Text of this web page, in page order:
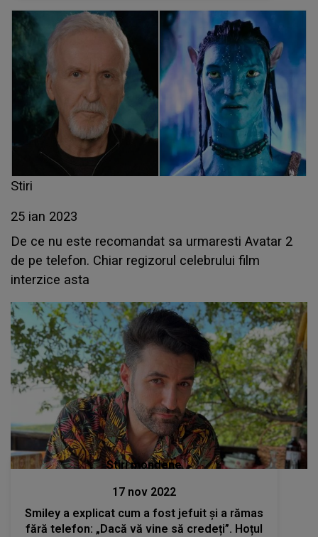
Stiri
25 ian 2023
De ce nu este recomandat sa urmaresti Avatar 2
de pe telefon. Chiar regizorul celebrului film
interzice asta
Stiri mondene
17 nov 2022
Smiley a explicat cum a fost jefuit și a rămas
fără telefon: „Dacă vă vine să credeți”. Hoțul